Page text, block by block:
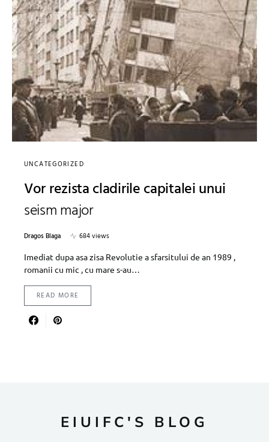
UNCATEGORIZED
Vor rezista cladirile capitalei unui
seism major
Dragos Blaga
684 views
Imediat dupa asa zisa Revolutie a sfarsitului de an 1989 ,
romanii cu mic , cu mare s-au…
READ MORE
EIUIFC'S BLOG